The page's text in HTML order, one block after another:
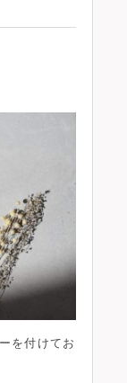
を付けてお